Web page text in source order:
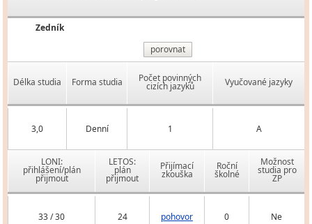
Zedník
porovnat
Délka studia Forma studia Počet povinných
cizích jazyků Vyučované jazyky
3,0 Denní 1 A
LONI:
přihlášení/plán
přijmout
LETOS:
plán
přijmout
Přijímací
zkouška
Roční
školné
Možnost
studia pro
ZP
33 / 30 24 pohovor 0 Ne